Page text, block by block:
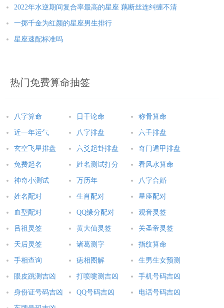
止焦虑产生，但是绝对不能服用帮助逃避现实的** 剂或迷幻药
助。而且，平常在都市生活难得有时间可以做运动，但是在乡野
之间，大自然的清新空气却很能激发身体动一动的兴趣。多与小
并且注重愉快的用餐气氛。除非有过敏现象，否则不须有太多饮
食限制。这一天出生的人很容易过敏，例如对灰尘、动物毛发、
香皂或食物的过敏，但是这些现象大都因为心理作用而产生。另
外还有很重要的一点，这一天出生的人绝对不要暗自担忧自己的
病痛，不管是真病还是幻想症都应该就医检查。
幸运数字：
12月7日出生的人会受到数字7和海王星的影响。海王星是水象星
2022年水逆期间复合率最高的星座 藕断丝连纠缠不清
一掷千金为红颜的星座男生排行
星座速配标准吗
热门免费算命抽签
八字算命 日干论命 称骨算命
近一年运气 八字排盘 六壬排盘
玄空飞星排盘 六爻起卦排盘 奇门遁甲排盘
免费起名 姓名测试打分 看风水算命
神奇小测试 万历年 八字合婚
姓名配对 生肖配对 星座配对
血型配对 QQ缘分配对 观音灵签
吕祖灵签 黄大仙灵签 关圣帝灵签
天后灵签 诸葛测字 指纹算命
手相查询 痣相图解 生男生女预测
眼皮跳测吉凶 打喷嚏测吉凶 手机号码吉凶
身份证号码吉凶 QQ号码吉凶 电话号码吉凶